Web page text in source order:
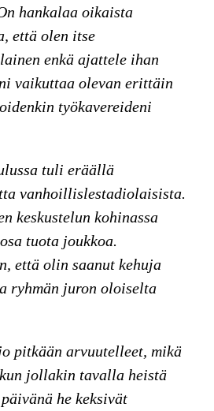
hankalaa oikaista
että olen itse
enkä ajattele ihan
vaikuttaa olevan erittäin
työkavereideni
tuli eräällä
vanhoillislestadiolaisista.
keskustelun kohinassa
tuota joukkoa.
että olin saanut kehuja
ryhmän juron oloiselta
pitkään arvuutelleet, mikä
jollakin tavalla heistä
he keksivät